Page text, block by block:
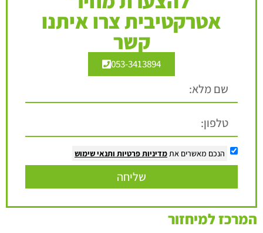
אטרקטיבית צרו איתנו
קשר
053-3413894
הנכם מאשרים אתמדיניות פרטיות ותנאי שימוש
שליחה
המרכז למיחזור